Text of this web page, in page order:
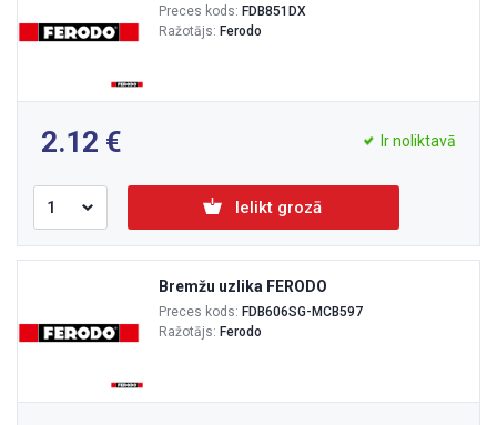
Preces kods: FDB851DX
Ražotājs: Ferodo
2.12 Ir noliktavā
Ielikt grozā
Bremžu uzlika FERODO
Preces kods: FDB606SG-MCB597
Ražotājs: Ferodo